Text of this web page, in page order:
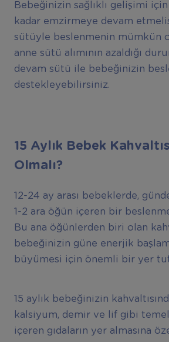
Bebeğinizin sağlıklı gelişimi için
kadar emzirmeye devam
sütüyle beslenmenin mümkün
anne sütü alımının azaldığı
devam sütü ile bebeğinizin
destekleyebilirsiniz.
15 Ayl ı k Bebek Kahvaltıs
Olmal ı?
12-24 ay arası bebeklerde,
1-2 ara öğün içeren bir
Bu ana öğünlerden biri olan
bebeğinizin güne enerjik
büyümesi için önemli bir yer
15 aylık bebeğinizin
kalsiyum, demir ve lif gibi
içeren gıdaların yer almasına